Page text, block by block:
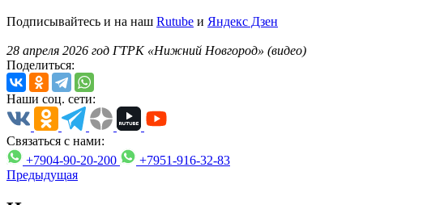
Подписывайтесь и на наш Rutube и Яндекс Дзен
28 апреля 2026 год ГТРК «Нижний Новгород» (видео)
Поделиться:
Наши соц. сети:
Связаться с нами:
+7904-90-20-200
+7951-916-32-83
Предыдущая